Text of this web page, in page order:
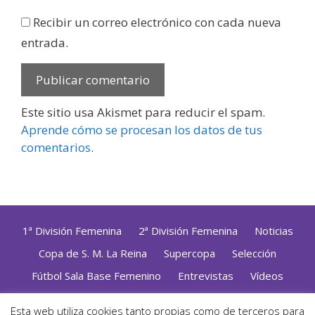
Recibir un correo electrónico con cada nueva
entrada.
Este sitio usa Akismet para reducir el spam.
Aprende cómo se procesan los datos de tus
comentarios.
1ª División Femenina 2ª División Femenina
Noticias
Copa de S. M. La Reina
Supercopa
Selección
Fútbol Sala Base Femenino
Entrevistas
Vídeos
Esta web utiliza cookies tanto propias como de terceros para